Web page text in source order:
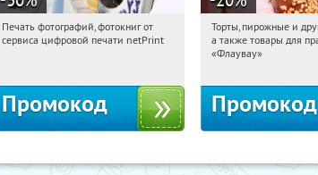
11:51:37 Получили:
Печать фотографий, фотокниг от
сервиса цифровой печати netPrint
Промокод
11:51:37
Россия
Торты, пирожные и
а также товары для
«Флаувау»
Промокод